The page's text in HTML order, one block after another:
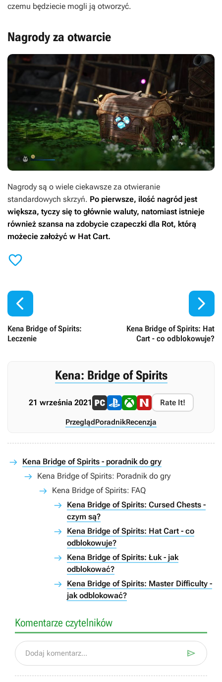
czemu będziecie mogli ją otworzyć.
Nagrody za otwarcie
Nagrody są o wiele ciekawsze za otwieranie
standardowych skrzyń. Po pierwsze, ilość nagród jest
większa, tyczy się to głównie waluty, natomiast istnieje
również szansa na zdobycie czapeczki dla Rot, którą
możecie założyć w Hat Cart.


Kena Bridge of Spirits:
Leczenie
Kena Bridge of Spirits: Hat
Cart - co odblokowuje?

Kena: Bridge of Spirits
21 września 2021 Rate It!
Przegląd PoradnikRecenzja
Kena Bridge of Spirits - poradnik do gry
Kena Bridge of Spirits: Poradnik do gry
Kena Bridge of Spirits: FAQ
Kena Bridge of Spirits: Cursed Chests -
czym są?
Kena Bridge of Spirits: Hat Cart - co
odblokowuje?
Kena Bridge of Spirits: Łuk - jak
odblokować?
Kena Bridge of Spirits: Master Difficulty -
jak odblokować?
Komentarze czytelników
Dodaj komentarz... 